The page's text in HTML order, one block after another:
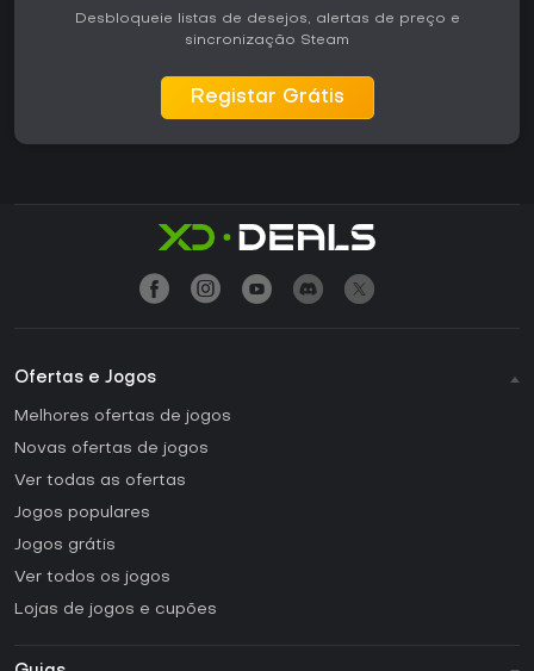
Desbloqueie listas de desejos, alertas de preço e
sincronização Steam
Registar Grátis
Ofertas e Jogos
Melhores ofertas de jogos
Novas ofertas de jogos
Ver todas as ofertas
Jogos populares
Jogos grátis
Ver todos os jogos
Lojas de jogos e cupões